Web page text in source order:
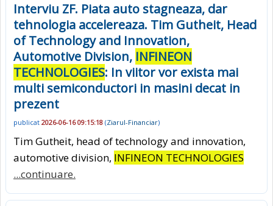
Interviu ZF. Piata auto stagneaza, dar
tehnologia accelereaza. Tim Gutheit, Head
of Technology and Innovation,
Automotive Division, INFINEON
TECHNOLOGIES: In viitor vor exista mai
multi semiconductori in masini decat in
prezent
publicat 2026-06-16 09:15:18 (Ziarul-Financiar)
Tim Gutheit, head of technology and innovation,
automotive division, INFINEON TECHNOLOGIES
...continuare.